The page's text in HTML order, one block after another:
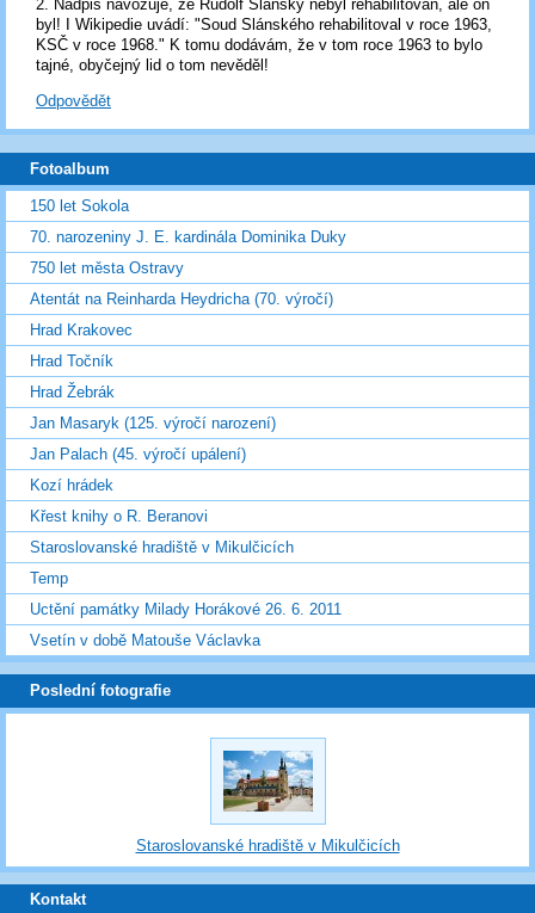
2. Nadpis navozuje, že Rudolf Slánský nebyl rehabilitován, ale on
byl! I Wikipedie uvádí: "Soud Slánského rehabilitoval v roce 1963,
KSČ v roce 1968." K tomu dodávám, že v tom roce 1963 to bylo
tajné, obyčejný lid o tom nevěděl!
Odpovědět
Fotoalbum
150 let Sokola
70. narozeniny J. E. kardinála Dominika Duky
750 let města Ostravy
Atentát na Reinharda Heydricha (70. výročí)
Hrad Krakovec
Hrad Točník
Hrad Žebrák
Jan Masaryk (125. výročí narození)
Jan Palach (45. výročí upálení)
Kozí hrádek
Křest knihy o R. Beranovi
Staroslovanské hradiště v Mikulčicích
Temp
Uctění památky Milady Horákové 26. 6. 2011
Vsetín v době Matouše Václavka
Poslední fotografie
Staroslovanské hradiště v Mikulčicích
Kontakt